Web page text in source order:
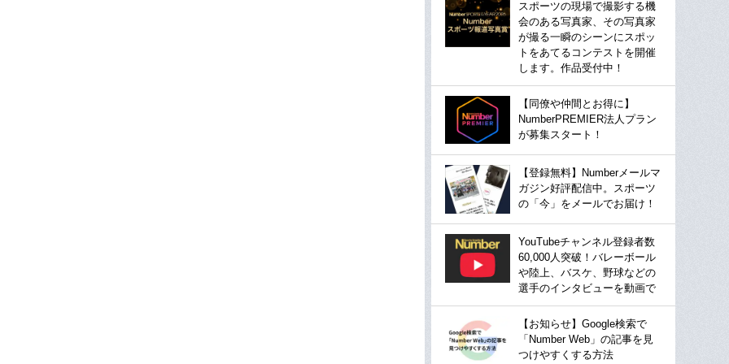
スポーツの現場で撮影する機
会のある写真家、その写真家
が撮る一瞬のシーンにスポッ
トをあてるコンテストを開催
します。作品受付中！
【同僚や仲間とお得に】
NumberPREMIER法人プラン
が募集スタート！
【登録無料】Numberメールマ
ガジン好評配信中。スポーツ
の「今」をメールでお届け！
YouTubeチャンネル登録者数
60,000人突破！バレーボール
や陸上、バスケ、野球などの
選手のインタビューを動画で
【お知らせ】Google検索で
「Number Web」の記事を見
つけやすくする方法